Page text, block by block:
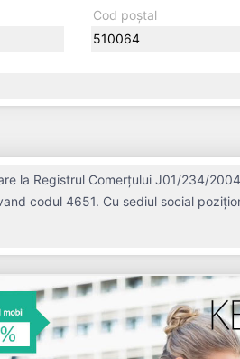
Cod poștal
510064
la Registrul Comerțului J01/234/
codul 4651. Cu sediul social